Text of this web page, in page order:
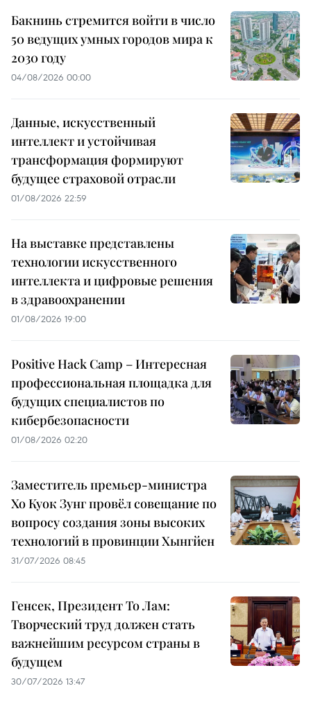
Бакнинь стремится войти в число
50 ведущих умных городов мира к
2030 году
04/08/2026 00:00
Данные, искусственный
интеллект и устойчивая
трансформация формируют
будущее страховой отрасли
01/08/2026 22:59
На выставке представлены
технологии искусственного
интеллекта и цифровые решения
в здравоохранении
01/08/2026 19:00
Positive Hack Camp – Интересная
профессиональная площадка для
будущих специалистов по
кибербезопасности
01/08/2026 02:20
Заместитель премьер-министра
Хо Куок Зунг провёл совещание по
вопросу создания зоны высоких
технологий в провинции Хынгйен
31/07/2026 08:45
Генсек, Президент То Лам:
Творческий труд должен стать
важнейшим ресурсом страны в
будущем
30/07/2026 13:47